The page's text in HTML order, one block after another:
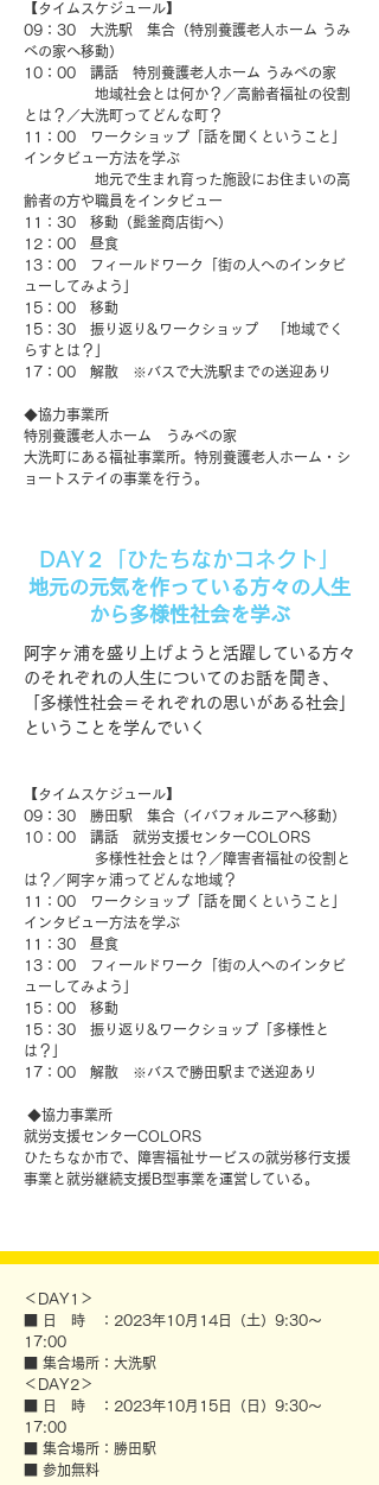
【タイムスケジュール】
09：30 大洗駅 集合（特別養護老人ホーム うみ
べの家へ移動）
10：00 講話 特別養護老人ホーム うみべの家
地域社会とは何か？／高齢者福祉の役割
とは？／大洗町ってどんな町？
11：00 ワークショップ「話を聞くということ」
インタビュー方法を学ぶ
地元で生まれ育った施設にお住まいの高
齢者の方や職員をインタビュー
11：30 移動（髭釜商店街へ）
12：00 昼食
13：00 フィールドワーク「街の人へのインタビ
ューしてみよう」
15：00 移動
15：30 振り返り&ワークショップ 「地域でく
らすとは？」
17：00 解散 ※バスで大洗駅までの送迎あり
◆協力事業所
特別養護老人ホーム うみべの家
大洗町にある福祉事業所。特別養護老人ホーム・シ
ョートステイの事業を行う。
DAY２ 「ひたちなかコネクト」
地元の元気を作っている方々の人生
から多様性社会を学ぶ
阿字ヶ浦を盛り上げようと活躍している方々
のそれぞれの人生についてのお話を聞き、
「多様性社会＝それぞれの思いがある社会」
ということを学んでいく
【タイムスケジュール】
09：30 勝田駅 集合（イバフォルニアへ移動）
10：00 講話 就労支援センターCOLORS
多様性社会とは？／障害者福祉の役割と
は？／阿字ヶ浦ってどんな地域？
11：00 ワークショップ「話を聞くということ」
インタビュー方法を学ぶ
11：30 昼食
13：00 フィールドワーク「街の人へのインタビ
ューしてみよう」
15：00 移動
15：30 振り返り&ワークショップ「多様性と
は？」
17：00 解散 ※バスで勝田駅まで送迎あり
◆協力事業所
就労支援センターCOLORS
ひたちなか市で、障害福祉サービスの就労移行支援
事業と就労継続支援B型事業を運営している。
＜DAY1＞
■ 日 時 ：2023年10月14日（土）9:30〜
17:00
■ 集合場所：大洗駅
＜DAY2＞
■ 日 時 ：2023年10月15日（日）9:30〜
17:00
■ 集合場所：勝田駅
■ 参加無料